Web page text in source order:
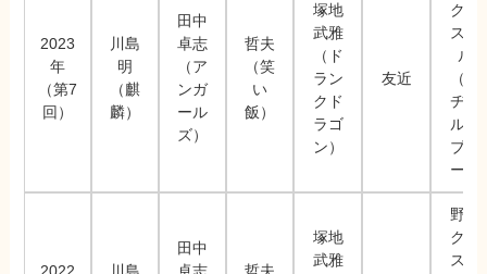
2023
年
（第7
回）
川島
明
（麒
麟）
田中
卓志
（ア
ンガ
ール
ズ）
哲夫
（笑
い
飯）
塚地
武雅
（ド
ラン
クド
ラゴ
ン）
友近
クリ
スタ
ル
（マ
ヂカ
ルラ
ブリ
ー）
田中
塚地
武雅
野田
クリ
スタ